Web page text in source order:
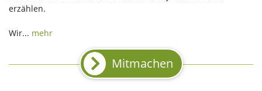
erzählen.
Wir... mehr
Mitmachen